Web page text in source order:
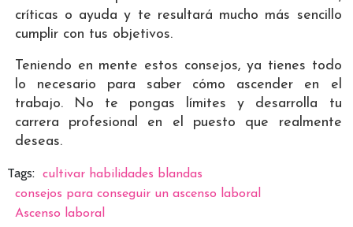
críticas o ayuda y te resultará mucho más sencillo
cumplir con tus objetivos.
Teniendo en mente estos consejos, ya tienes todo
lo necesario para saber cómo ascender en el
trabajo. No te pongas límites y desarrolla tu
carrera profesional en el puesto que realmente
deseas.
Tags:
cultivar habilidades blandas
consejos para conseguir un ascenso laboral
Ascenso laboral